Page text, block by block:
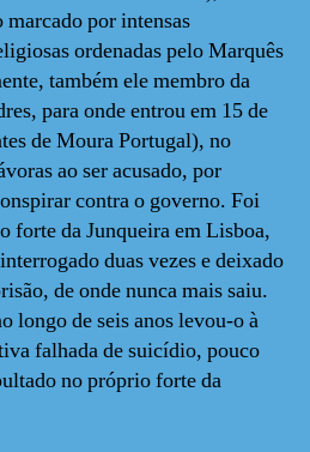
por intensas
ordenadas pelo Marquês
também ele membro da
para onde entrou em 15 de
de Moura Portugal), no
ao ser acusado, por
contra o governo. Foi
forte da Junqueira em Lisboa,
duas vezes e deixado
de onde nunca mais saiu.
longo de seis anos levou-o à
falhada de suicídio, pouco
no próprio forte da